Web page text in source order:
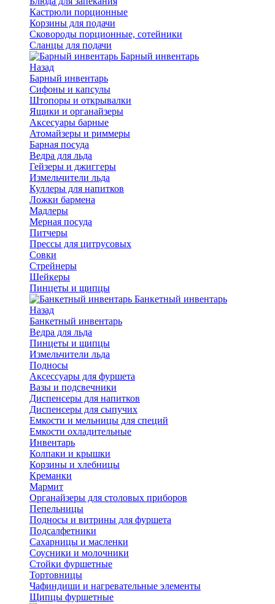
Кастрюли порционные
Корзины для подачи
Сковороды порционные, сотейники
Сланцы для подачи
Барный инвентарь
Назад
Барный инвентарь
Сифоны и капсулы
Штопоры и открывалки
Ящики и органайзеры
Аксесуары барные
Атомайзеры и риммеры
Барная посуда
Ведра для льда
Гейзеры и джиггеры
Измельчители льда
Куллеры для напитков
Ложки бармена
Мадлеры
Мерная посуда
Питчеры
Прессы для цитрусовых
Совки
Стрейнеры
Шейкеры
Пинцеты и щипцы
Банкетный инвентарь
Назад
Банкетный инвентарь
Ведра для льда
Пинцеты и щипцы
Измельчители льда
Подносы
Аксессуары для фуршета
Вазы и подсвечники
Диспенсеры для напитков
Диспенсеры для сыпучих
Емкости и мельницы для специй
Емкости охладительные
Инвентарь
Колпаки и крышки
Корзины и хлебницы
Креманки
Мармит
Органайзеры для столовых приборов
Пепельницы
Подносы и витрины для фуршета
Подсалфетники
Сахарницы и масленки
Соусники и молочники
Стойки фуршетные
Тортовницы
Чафиндиши и нагревательные элементы
Щипцы фуршетные